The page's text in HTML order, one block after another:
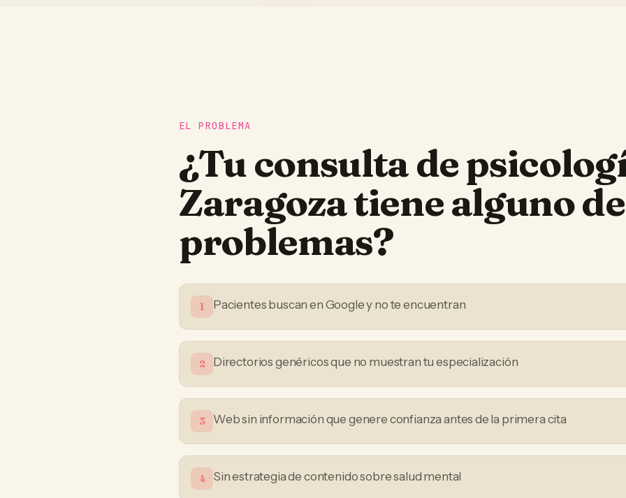
EL PROBLEMA
¿Tuconsulta de
Zaragozatiene alguno
problemas?
1 Pacientes buscan en Google y no te encuentran
2 Directorios genéricos que no muestran tu especialización
3 Web sin información que genere confianza antes de la primera cita
4 Sin estrategia de contenido sobre salud mental